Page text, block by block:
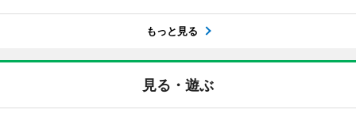
もっと見る
見る・遊ぶ